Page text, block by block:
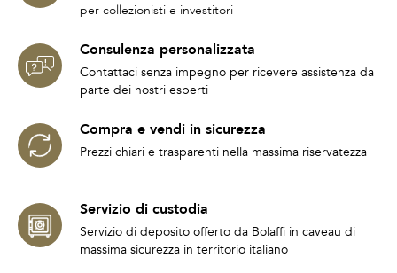
per collezionisti e investitori
Consulenza personalizzata
Contattaci senza impegno per ricevere assistenza da
parte dei nostri esperti
Compra e vendi in sicurezza
Prezzi chiari e trasparenti nella massima riservatezza
Servizio di custodia
Servizio di deposito offerto da Bolaffi in caveau di
massima sicurezza in territorio italiano